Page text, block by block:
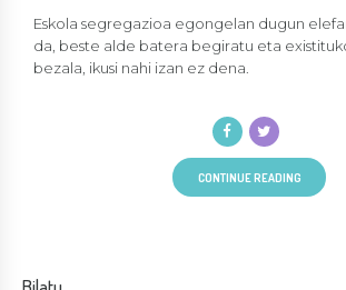
Eskola segregazioa egongelan dugun
da, beste alde batera begiratu eta
bezala, ikusi nahi izan ez dena.
CONTINUE READING